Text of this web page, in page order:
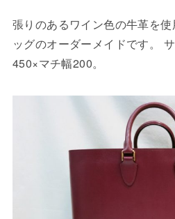
張りのあるワイン色の牛革を
ッグのオーダーメイドです。
450×マチ幅200。